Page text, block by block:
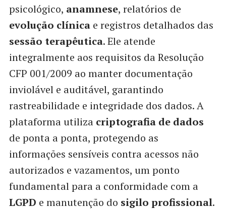
psicológico, anamnese, relatórios de
evolução clínicae registros detalhados das
sessão terapêutica. Ele atende
integralmente aos requisitos da Resolução
CFP 001/2009 ao manter documentação
inviolável e auditável, garantindo
rastreabilidade e integridade dos dados. A
plataforma utiliza criptografia de dados
de ponta a ponta, protegendo as
informações sensíveis contra acessos não
autorizados e vazamentos, um ponto
fundamental para a conformidade com a
LGPD e manutenção do sigilo profissional.